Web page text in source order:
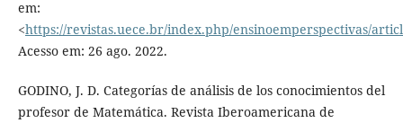
em:
<https://revistas.uece.br/index.php/ensinoemperspectivas/
Acesso em: 26 ago. 2022.
GODINO, J. D. Categorías de análisis de los conocimientos del
profesor de Matemática. Revista Iberoamericana de